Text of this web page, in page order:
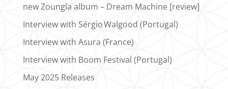
new Zoungla album – Dream Machine [review]
Interview with Sérgio Walgood (Portugal)
Interview with Asura (France)
Interview with Boom Festival (Portugal)
May 2025 Releases